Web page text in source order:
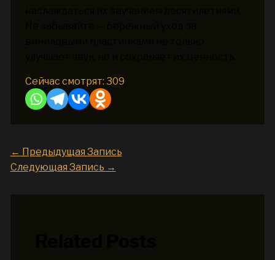
Сейчас смотрят: 309
← Предыдущая Запись
Следующая Запись →